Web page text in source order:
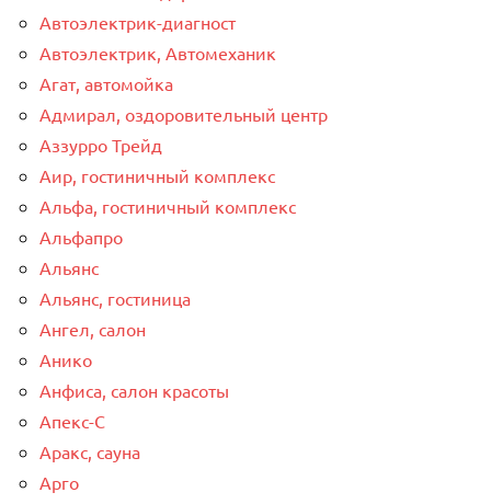
Автоэлектрик-диагност
Автоэлектрик, Автомеханик
Агат, автомойка
Адмирал, оздоровительный центр
Аззурро Трейд
Аир, гостиничный комплекс
Альфа, гостиничный комплекс
Альфапро
Альянс
Альянс, гостиница
Ангел, салон
Анико
Анфиса, салон красоты
Апекс-С
Аракс, сауна
Арго